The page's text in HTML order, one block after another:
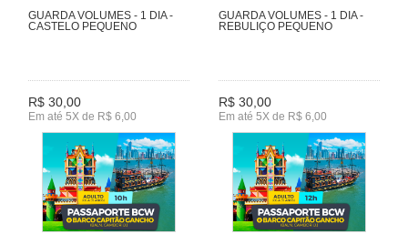
GUARDA VOLUMES - 1 DIA -
CASTELO PEQUENO
R$ 30,00
Em até 5X de R$ 6,00
GUARDA VOLUMES - 1 DIA -
REBULIÇO PEQUENO
R$ 30,00
Em até 5X de R$ 6,00